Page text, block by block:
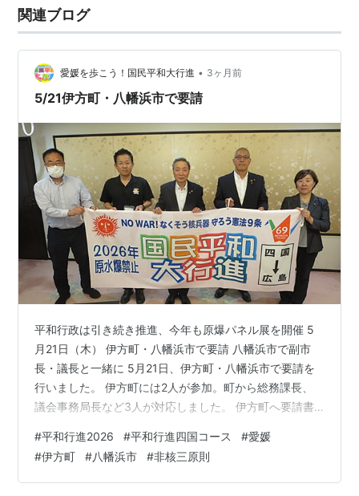
関連ブログ
愛媛を歩こう！国民平和大行進 • 3ヶ月前
5/21伊方町・八幡浜市で要請
平和行政は引き続き推進、今年も原爆パネル展を開催 5
月21日（木） 伊方町・八幡浜市で要請 八幡浜市で副市
長・議長と一緒に 5月21日、伊方町・八幡浜市で要請を
行いました。 伊方町には2人が参加。町から総務課長、
議会事務局長など3人が対応しました。 伊方町へ要請書
の個人情報の提供は、個人情報の取り扱いからして重要
な事項であり、丁寧な対応を求める」など訴えました。
原爆パネルを示し、活用を訴え 伊方町からは「町として
#平和行進2026 #平和行進四国コース #愛媛
#伊方町 #八幡浜市 #非核三原則